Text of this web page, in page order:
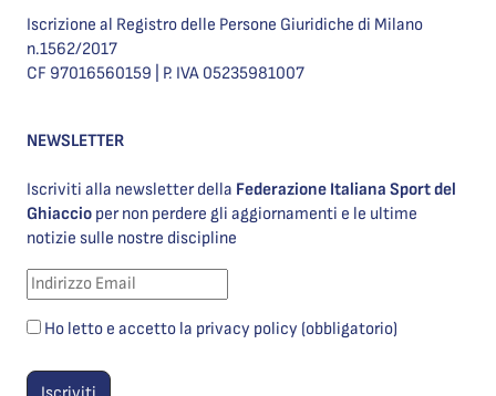
Iscrizione al Registro delle Persone Giuridiche di Milano
n.1562/2017
CF 97016560159 | P. IVA 05235981007
NEWSLETTER
Iscriviti alla newsletter della Federazione Italiana Sport del
Ghiaccio per non perdere gli aggiornamenti e le ultime
notizie sulle nostre discipline
Ho letto e accetto la privacy policy (obbligatorio)